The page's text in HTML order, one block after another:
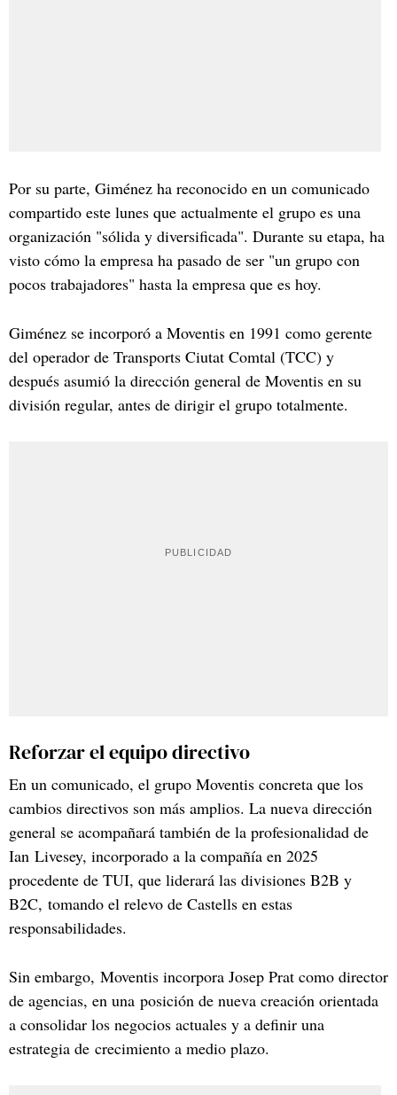
Por su parte, Giménez ha reconocido en un comunicado
compartido este lunes que actualmente el grupo es una
organización "sólida y diversificada". Durante su etapa, ha
visto cómo la empresa ha pasado de ser "un grupo con
pocos trabajadores" hasta la empresa que es hoy.
Giménez se incorporó a Moventis en 1991 como gerente
del operador de Transports Ciutat Comtal (TCC) y
después asumió la dirección general de Moventis en su
división regular, antes de dirigir el grupo totalmente.
Reforzar el equipo directivo
En un comunicado, el grupo Moventis concreta que los
cambios directivos son más amplios. La nueva dirección
general se acompañará también de la profesionalidad de
Ian Livesey, incorporado a la compañía en 2025
procedente de TUI, que liderará las divisiones B2B y
B2C, tomando el relevo de Castells en estas
responsabilidades.
Sin embargo, Moventis incorpora Josep Prat como director
de agencias, en una posición de nueva creación orientada
a consolidar los negocios actuales y a definir una
estrategia de crecimiento a medio plazo.